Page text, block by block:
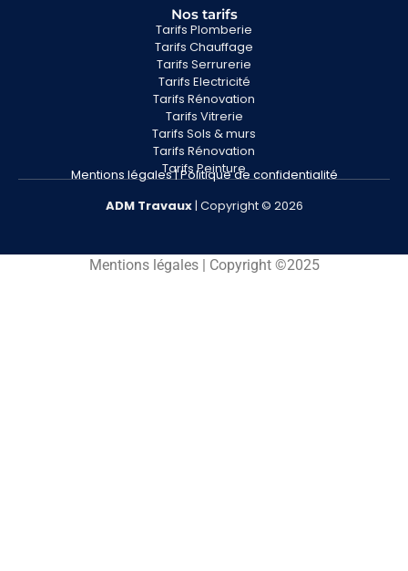
Nos tarifs
Tarifs Plomberie
Tarifs Chauffage
Tarifs Serrurerie
Tarifs Electricité
Tarifs Rénovation
Tarifs Vitrerie
Tarifs Sols & murs
Tarifs Rénovation
Tarifs Peinture
Mentions légales|Politique de confidentialité
ADM Travaux| Copyright © 2026
Mentions légales | Copyright ©2025